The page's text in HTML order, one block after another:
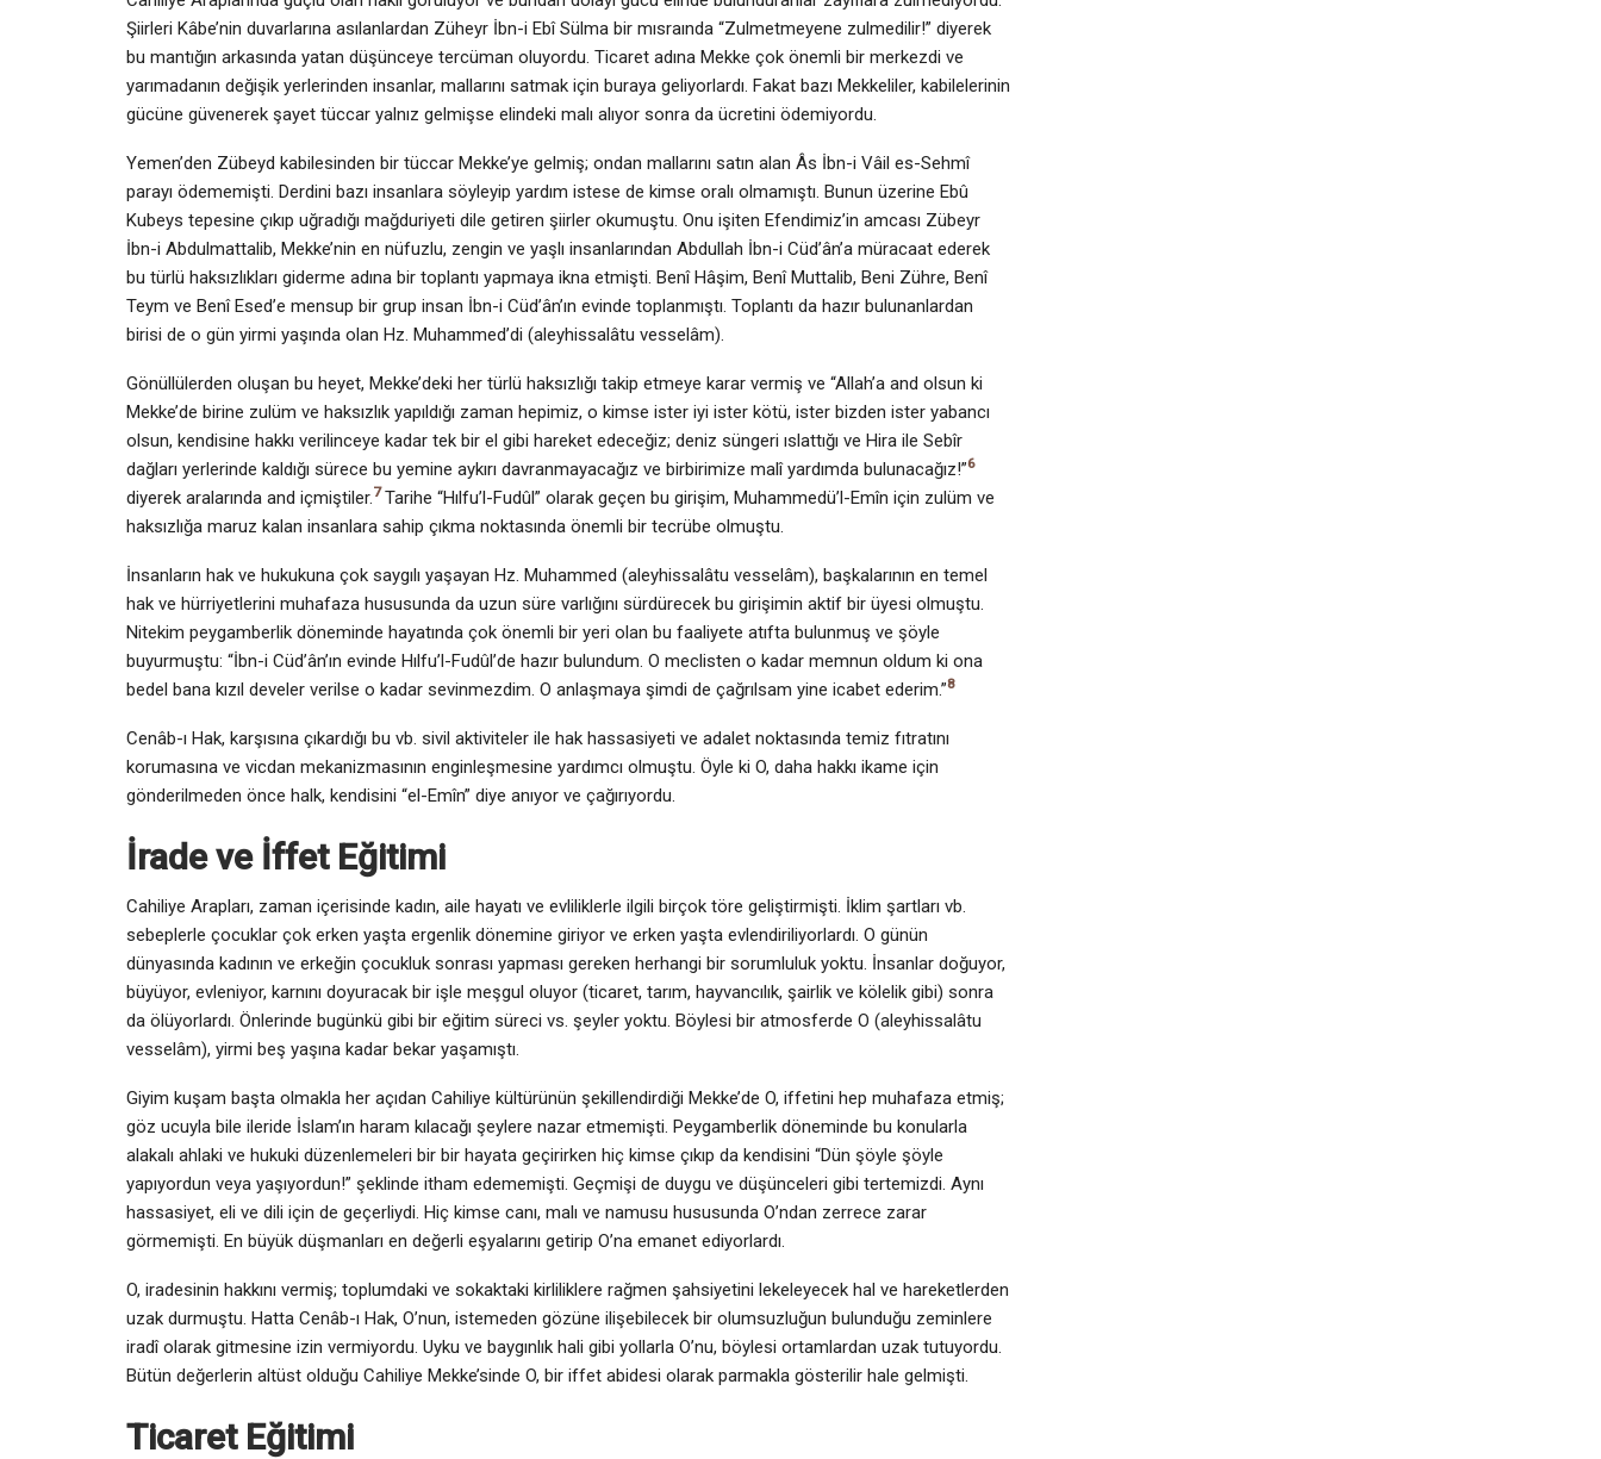
Şiirleri Kâbe’nin duvarlarına asılanlardan Züheyr İbn-i Ebî Sülma bir mısraında “Zulmetmeyene zulmedilir!” diyerek
bu mantığın arkasında yatan düşünceye tercüman oluyordu. Ticaret adına Mekke çok önemli bir merkezdi ve
yarımadanın değişik yerlerinden insanlar, mallarını satmak için buraya geliyorlardı. Fakat bazı Mekkeliler, kabilelerinin
gücüne güvenerek şayet tüccar yalnız gelmişse elindeki malı alıyor sonra da ücretini ödemiyordu.
Yemen’den Zübeyd kabilesinden bir tüccar Mekke’ye gelmiş; ondan mallarını satın alan Âs İbn-i Vâil es-Sehmî
parayı ödememişti. Derdini bazı insanlara söyleyip yardım istese de kimse oralı olmamıştı. Bunun üzerine Ebû
Kubeys tepesine çıkıp uğradığı mağduriyeti dile getiren şiirler okumuştu. Onu işiten Efendimiz’in amcası Zübeyr
İbn-i Abdulmattalib, Mekke’nin en nüfuzlu, zengin ve yaşlı insanlarından Abdullah İbn-i Cüd’ân’a müracaat ederek
bu türlü haksızlıkları giderme adına bir toplantı yapmaya ikna etmişti. Benî Hâşim, Benî Muttalib, Beni Zühre, Benî
Teym ve Benî Esed’e mensup bir grup insan İbn-i Cüd’ân’ın evinde toplanmıştı. Toplantı da hazır bulunanlardan
birisi de o gün yirmi yaşında olan Hz. Muhammed’di (aleyhissalâtu vesselâm).
Gönüllülerden oluşan bu heyet, Mekke’deki her türlü haksızlığı takip etmeye karar vermiş ve “Allah’a and olsun ki
Mekke’de birine zulüm ve haksızlık yapıldığı zaman hepimiz, o kimse ister iyi ister kötü, ister bizden ister yabancı
olsun, kendisine hakkı verilinceye kadar tek bir el gibi hareket edeceğiz; deniz süngeri ıslattığı ve Hira ile Sebîr
dağları yerlerinde kaldığı sürece bu yemine aykırı davranmayacağız ve birbirimize malî yardımda bulunacağız!”6
diyerek aralarında and içmiştiler. 7Tarihe “Hılfu’l-Fudûl” olarak geçen bu girişim, Muhammedü’l-Emîn için zulüm ve
haksızlığa maruz kalan insanlara sahip çıkma noktasında önemli bir tecrübe olmuştu.
İnsanların hak ve hukukuna çok saygılı yaşayan Hz. Muhammed (aleyhissalâtu vesselâm), başkalarının en temel
hak ve hürriyetlerini muhafaza hususunda da uzun süre varlığını sürdürecek bu girişimin aktif bir üyesi olmuştu.
Nitekim peygamberlik döneminde hayatında çok önemli bir yeri olan bu faaliyete atıfta bulunmuş ve şöyle
buyurmuştu: “İbn-i Cüd’ân’ın evinde Hılfu’l-Fudûl’de hazır bulundum. O meclisten o kadar memnun oldum ki ona
bedel bana kızıl develer verilse o kadar sevinmezdim. O anlaşmaya şimdi de çağrılsam yine icabet ederim.”8
Cenâb-ı Hak, karşısına çıkardığı bu vb. sivil aktiviteler ile hak hassasiyeti ve adalet noktasında temiz fıtratını
korumasına ve vicdan mekanizmasının enginleşmesine yardımcı olmuştu. Öyle ki O, daha hakkı ikame için
gönderilmeden önce halk, kendisini “el-Emîn” diye anıyor ve çağırıyordu.
İrade ve İffet Eğitimi
Cahiliye Arapları, zaman içerisinde kadın, aile hayatı ve evliliklerle ilgili birçok töre geliştirmişti. İklim şartları vb.
sebeplerle çocuklar çok erken yaşta ergenlik dönemine giriyor ve erken yaşta evlendiriliyorlardı. O günün
dünyasında kadının ve erkeğin çocukluk sonrası yapması gereken herhangi bir sorumluluk yoktu. İnsanlar doğuyor,
büyüyor, evleniyor, karnını doyuracak bir işle meşgul oluyor (ticaret, tarım, hayvancılık, şairlik ve kölelik gibi) sonra
da ölüyorlardı. Önlerinde bugünkü gibi bir eğitim süreci vs. şeyler yoktu. Böylesi bir atmosferde O (aleyhissalâtu
vesselâm), yirmi beş yaşına kadar bekar yaşamıştı.
Giyim kuşam başta olmakla her açıdan Cahiliye kültürünün şekillendirdiği Mekke’de O, iffetini hep muhafaza etmiş;
göz ucuyla bile ileride İslam’ın haram kılacağı şeylere nazar etmemişti. Peygamberlik döneminde bu konularla
alakalı ahlaki ve hukuki düzenlemeleri bir bir hayata geçirirken hiç kimse çıkıp da kendisini “Dün şöyle şöyle
yapıyordun veya yaşıyordun!” şeklinde itham edememişti. Geçmişi de duygu ve düşünceleri gibi tertemizdi. Aynı
hassasiyet, eli ve dili için de geçerliydi. Hiç kimse canı, malı ve namusu hususunda O’ndan zerrece zarar
görmemişti. En büyük düşmanları en değerli eşyalarını getirip O’na emanet ediyorlardı.
O, iradesinin hakkını vermiş; toplumdaki ve sokaktaki kirliliklere rağmen şahsiyetini lekeleyecek hal ve hareketlerden
uzak durmuştu. Hatta Cenâb-ı Hak, O’nun, istemeden gözüne ilişebilecek bir olumsuzluğun bulunduğu zeminlere
iradî olarak gitmesine izin vermiyordu. Uyku ve baygınlık hali gibi yollarla O’nu, böylesi ortamlardan uzak tutuyordu.
Bütün değerlerin altüst olduğu Cahiliye Mekke’sinde O, bir iffet abidesi olarak parmakla gösterilir hale gelmişti.
Ticaret Eğitimi